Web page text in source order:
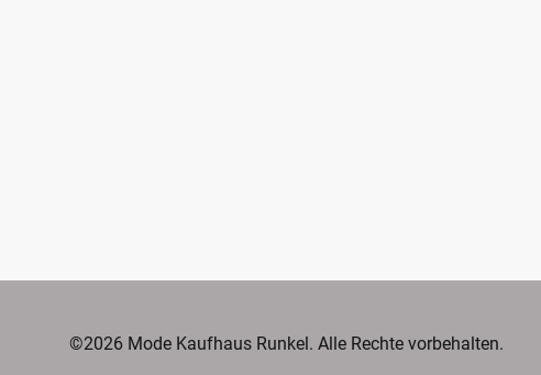
©2026 Mode Kaufhaus Runkel. Alle Rechte vorbehalten.